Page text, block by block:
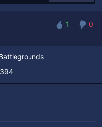
1
0
394